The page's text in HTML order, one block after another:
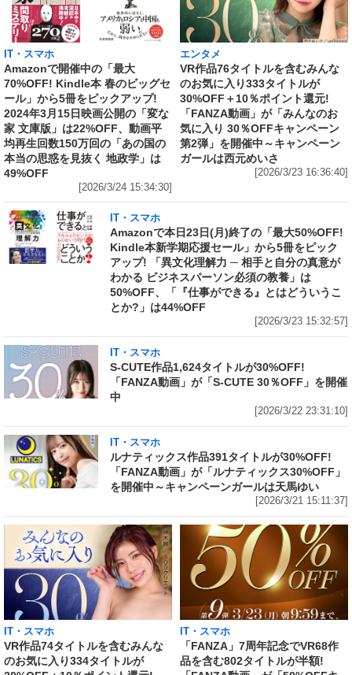
IT・スマホ
Amazonで開催中の「最大
70%OFF! Kindle本 春のビッグセ
ール」から5冊をピックアップ!
2024年3月15日映画公開の「変な
家 文庫版」は22%OFF、動画平
均再生回数150万回の「あの国の
本当の思惑を見抜く 地政学」は
49%OFF
[2026/3/24 15:34:30]
エンタメ
VR作品76タイトルを含むみんな
のお気に入り333タイトルが
30%OFF＋10％ポイント還元!
「FANZA動画」が「みんなのお
気に入り 30％OFFキャンペーン
第2弾」を開催中～キャンペーン
ガールは西元めいさ
[2026/3/23 16:36:40]
IT・スマホ
Amazonで本日23日(月)終了の「最大50%OFF!
Kindle本新学期応援セール」から5冊をピック
アップ! 「異文化理解力 ─ 相手と自分の真意が
わかる ビジネスパーソン必須の教養」は
50%OFF、「『仕事ができる』とはどういうこ
とか?」は44%OFF
[2026/3/23 15:32:57]
IT・スマホ
S-CUTE作品1,624タイトルが30%OFF!
「FANZA動画」が「S-CUTE 30％OFF」を開催
中
[2026/3/22 23:31:10]
IT・スマホ
ルナティックス作品391タイトルが30%OFF!
「FANZA動画」が「ルナティックス30%OFF」
を開催中～キャンペーンガールは天馬ゆい
[2026/3/21 15:11:37]
IT・スマホ
VR作品74タイトルを含むみんな
のお気に入り334タイトルが
IT・スマホ
「FANZA」7周年記念でVR68作
品を含む802タイトルが半額!